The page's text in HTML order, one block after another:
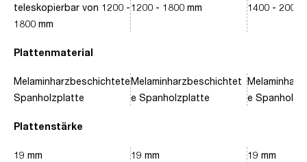
Plattenmaterial
Plattenstärke
teleskopierbar von 1200 -
1800 mm
Melaminharzbeschichtete
Spanholzplatte
19 mm
1200 - 1800 mm
Melaminharzbeschichtet
e Spanholzplatte
19 mm
1400 - 2000
e
19 mm